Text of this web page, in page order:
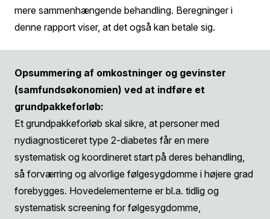
mere sammenhængende behandling. Beregninger i
denne rapport viser, at det også kan betale sig.
Opsummering af omkostninger og gevinster
(samfundsøkonomien) ved at indføre et
grundpakkeforløb:
Et grundpakkeforløb skal sikre, at personer med
nydiagnosticeret type 2-diabetes får en mere
systematisk og koordineret start på deres behandling,
så forværring og alvorlige følgesygdomme i højere grad
forebygges. Hovedelementerne er bl.a. tidlig og
systematisk screening for følgesygdomme,